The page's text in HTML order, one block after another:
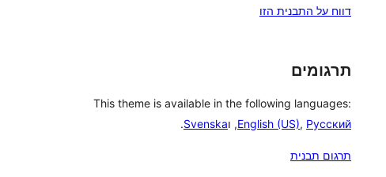
דווח על התבנית הזו
תרגומים
This theme is available in the following languages:
English (US), Русский , וSvenska
.
תרגום תבנית